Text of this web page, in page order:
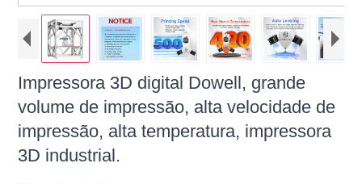
Impressora 3D digital Dowell, grande
volume de impressão, alta velocidade de
impressão, alta temperatura, impressora
3D industrial.